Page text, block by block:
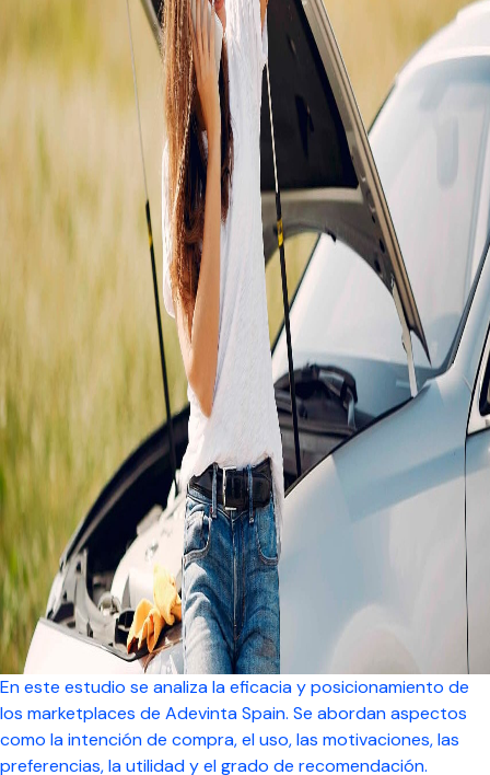
En este estudio se analiza la eficacia y posicionamiento de
los marketplaces de Adevinta Spain. Se abordan aspectos
como la intención de compra, el uso, las motivaciones, las
preferencias, la utilidad y el grado de recomendación.